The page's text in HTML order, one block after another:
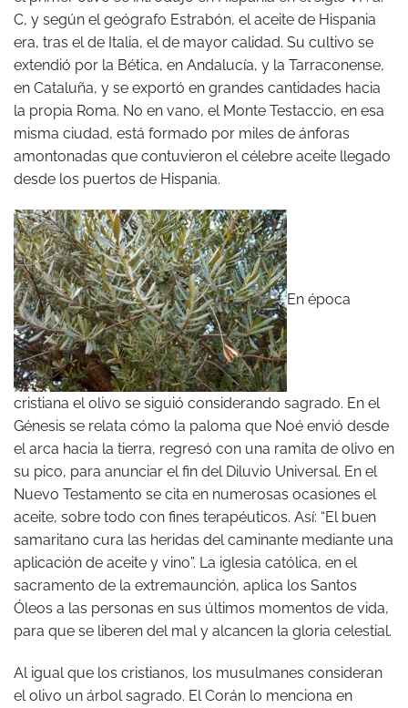
C, y según el geógrafo Estrabón, el aceite de Hispania
era, tras el de Italia, el de mayor calidad. Su cultivo se
extendió por la Bética, en Andalucía, y la Tarraconense,
en Cataluña, y se exportó en grandes cantidades hacia
la propia Roma. No en vano, el Monte Testaccio, en esa
misma ciudad, está formado por miles de ánforas
amontonadas que contuvieron el célebre aceite llegado
desde los puertos de Hispania.
En época
cristiana el olivo se siguió considerando sagrado. En el
Génesis se relata cómo la paloma que Noé envió desde
el arca hacia la tierra, regresó con una ramita de olivo en
su pico, para anunciar el fin del Diluvio Universal. En el
Nuevo Testamento se cita en numerosas ocasiones el
aceite, sobre todo con fines terapéuticos. Así: “El buen
samaritano cura las heridas del caminante mediante una
aplicación de aceite y vino”. La iglesia católica, en el
sacramento de la extremaunción, aplica los Santos
Óleos a las personas en sus últimos momentos de vida,
para que se liberen del mal y alcancen la gloria celestial.
Al igual que los cristianos, los musulmanes consideran
el olivo un árbol sagrado. El Corán lo menciona en